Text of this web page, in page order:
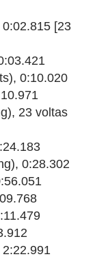
[23
0:10.020
23 voltas
0:28.302